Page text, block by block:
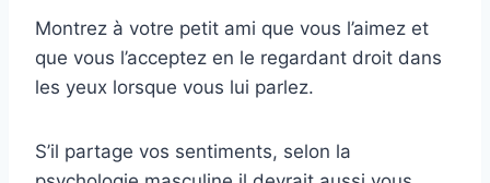
Montrez à votre petit ami que vous l’aimez et
que vous l’acceptez en le regardant droit dans
les yeux lorsque vous lui parlez.
S’il partage vos sentiments, selon la